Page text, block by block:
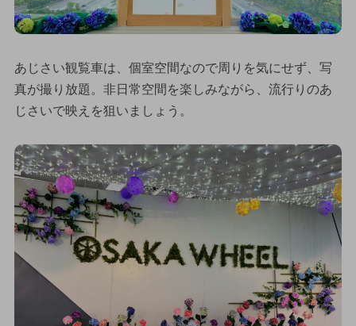
あじさい観覧車は、個室空間なので周りを気にせず、写
真が撮り放題。非日常空間を楽しみながら、流行りのあ
じさいで映えを狙いましょう。